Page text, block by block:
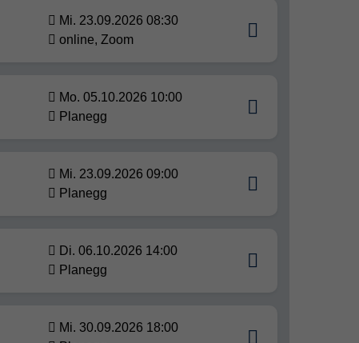
Mi. 23.09.2026 08:30
online, Zoom
Mo. 05.10.2026 10:00
Planegg
Mi. 23.09.2026 09:00
Planegg
Di. 06.10.2026 14:00
Planegg
Mi. 30.09.2026 18:00